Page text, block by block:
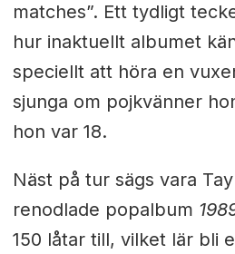
matches”. Ett tydligt
hur inaktuellt albumet
speciellt att höra en
sjunga om pojkvänner
hon var 18.
Näst på tur sägs vara
renodlade popalbum
150 låtar till, vilket lär bli